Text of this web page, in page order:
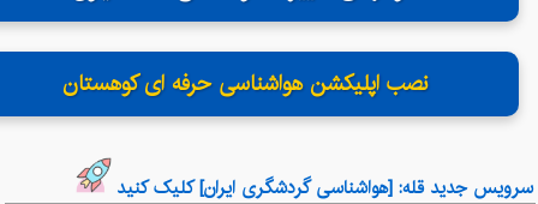
نصب اپلیکشن هواشناسی حرفه ای کوهستان
سرویس جدید قله: [هواشناسی گردشگری ایران] کلیک کنید